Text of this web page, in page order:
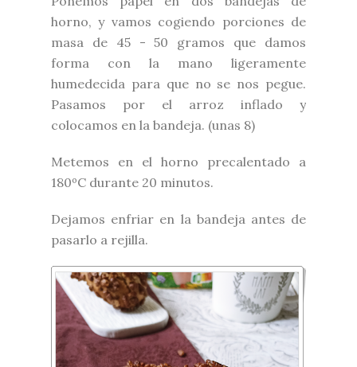
horno, y vamos cogiendo porciones de
masa de 45 - 50 gramos que damos
forma con la mano ligeramente
humedecida para que no se nos pegue.
Pasamos por el arroz inflado y
colocamos en la bandeja. (unas 8)
Metemos en el horno precalentado a
180ºC durante 20 minutos.
Dejamos enfriar en la bandeja antes de
pasarlo a rejilla.